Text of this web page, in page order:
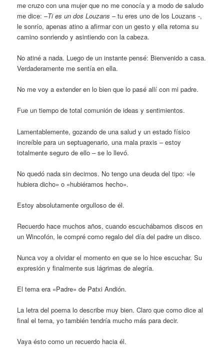
me cruzo con una mujer que no me conocía y a modo de saludo
me dice: –Ti es un dos Louzans– tu eres uno de los Louzans -,
le sonrío, apenas atino a afirmar con un gesto y ella retoma su
camino sonriendo y asintiendo con la cabeza.
No atiné a nada. Luego de un instante pensé: Bienvenido a casa.
Verdaderamente me sentía en ella.
No me voy a extender en lo bien que lo pasé allí con mi padre.
Fue un tiempo de total comunión de ideas y sentimientos.
Lamentablemente, gozando de una salud y un estado físico
increíble para un septuagenario, una mala praxis – estoy
totalmente seguro de ello – se lo llevó.
No quedó nada sin decirnos. No tengo una deuda del tipo: «le
hubiera dicho» o «hubiéramos hecho».
Estoy absolutamente orgulloso de él.
Recuerdo hace muchos años, cuando escuchábamos discos en
un Wincofón, le compré como regalo del día del padre un disco.
Nunca voy a olvidar el momento en que se lo hice escuchar. Su
expresión y finalmente sus lágrimas de alegría.
El tema era «Padre» de Patxi Andión.
La letra del poema lo describe muy bien. Claro que como dice al
final el tema, yo también tendría mucho más para decir.
Vaya ésto como un recuerdo hacia él.